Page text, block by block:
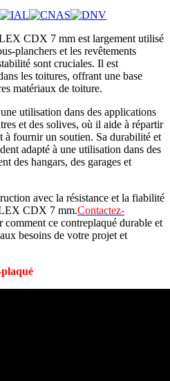
CDX 7 mm est largement utilisé
planchers et les revêtements
sont cruciales. Il est
les toitures, offrant une base
matériaux de toiture.
utilisation dans des applications
et des solives, où il aide à répartir
à fournir un soutien. Sa durabilité et
adapté à une utilisation dans des
des hangars, des garages et
avec la résistance et la fiabilité
CDX 7 mm.Contactez-
ce contreplaqué durable et
besoins de votre projet et